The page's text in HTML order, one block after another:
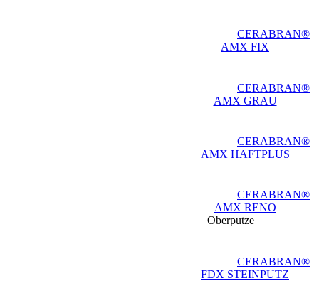
CERABRAN®
AMX FIX
CERABRAN®
AMX GRAU
CERABRAN®
AMX HAFTPLUS
CERABRAN®
AMX RENO
Oberputze
CERABRAN®
FDX STEINPUTZ